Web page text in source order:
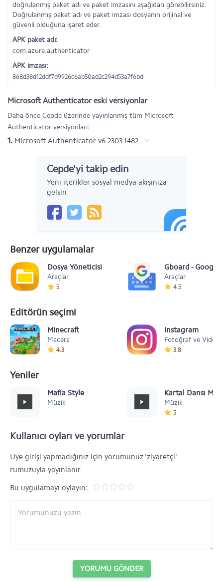
doğrulanmış paket adı ve paket imzasını aşağıdan görebilirsiniz.
Doğrulanmış paket adı ve paket imzası dosyanın orijinal ve
güvenli olduğuna işaret eder.
APK paket adı:
com.azure.authenticator
APK imzası:
868d38d12ddf7d9926c6ab50ad2c294d53a7f6bd
Microsoft Authenticator eski versiyonlar
Daha önce Cepde üzerinde yayınlanmış tüm Microsoft
Authenticator versiyonları:
1. Microsoft Authenticator v6.2303.1482
Cepde'yi takip edin
Yeni içerikler sosyal medya akışınıza
gelsin
Benzer uygulamalar
Dosya Yöneticisi
Araçlar
5
Gboard - Google
Araçlar
4.5
Editörün seçimi
Minecraft
Macera
4.3
Instagram
Fotoğraf ve Video
3.8
Yeniler
Mafia Style
Müzik
Kartal Dansı
Müzik
5
Kullanıcı oyları ve yorumlar
Üye girişi yapmadığınız için yorumunuz 'ziyaretçi'
rumuzuyla yayınlanır.
Bu uygulamayı oylayın:
YORUMU GÖNDER